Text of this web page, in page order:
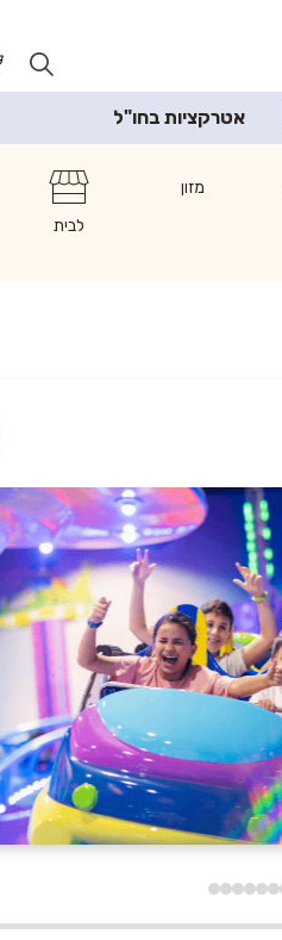
אטרקציות בחו"ל
מזון
לבית